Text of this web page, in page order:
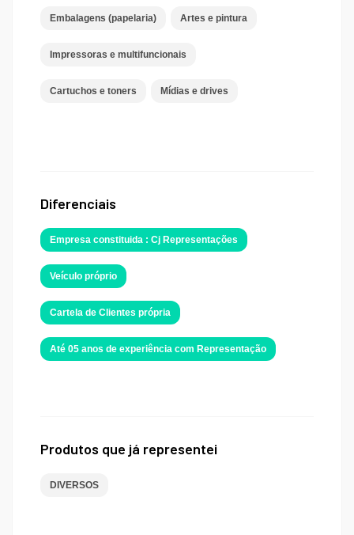
Embalagens (papelaria) Artes e pintura
Impressoras e multifuncionais
Cartuchos e toners Mídias e drives
Diferenciais
Empresa constituida : Cj Representações
Veículo próprio
Cartela de Clientes própria
Até 05 anos de experiência com Representação
Produtos que já representei
DIVERSOS